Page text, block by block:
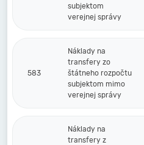
subjektom
verejnej správy
583
Náklady na
transfery zo
štátneho rozpočtu
subjektom mimo
verejnej správy
Náklady na
transfery z